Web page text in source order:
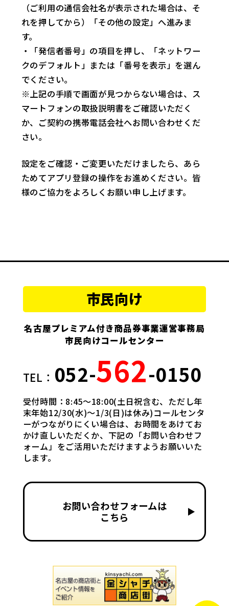
（ご利用の通信会社名が表示された場合は、そ
れを押してから）「その他の設定」へ進みま
す。
・「発信者番号」の項目を押し、「ネットワー
クのデフォルト」または「番号を表示」を選ん
でください。
※上記の手順で画面が見つからない場合は、ス
マートフォンの取扱説明書をご確認いただく
か、ご契約の携帯電話会社へお問い合わせくだ
さい。
設定をご確認・ご変更いただけましたら、あら
ためてアプリ登録の操作をお進めください。皆
様のご協力をよろしくお願い申し上げます。
市民向け
名古屋プレミアム付き商品券事業運営事務局
市民向けコールセンター
TEL： 052-562-0150
受付時間：8:45〜18:00(土日祝含む、ただし年
末年始12/30(水)〜1/3(日)は休み)コールセンタ
ーがつながりにくい場合は、お時間をあけてお
かけ直しいただくか、下記の「お問い合わせフ
ォーム」をご活用いただけますようお願いいた
します。
お問い合わせフォームは
こちら
▶